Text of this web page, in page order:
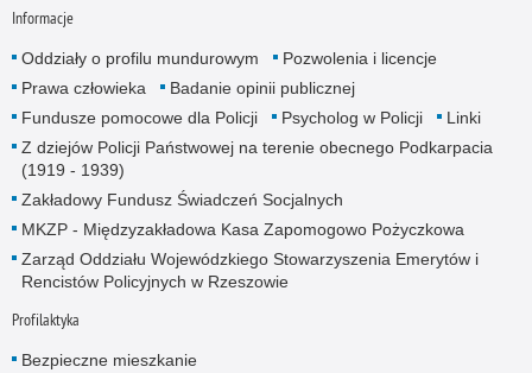
Informacje
Oddziały o profilu mundurowym
Pozwolenia i licencje
Prawa człowieka
Badanie opinii publicznej
Fundusze pomocowe dla Policji
Psycholog w Policji
Linki
Z dziejów Policji Państwowej na terenie obecnego Podkarpacia
(1919 - 1939)
Zakładowy Fundusz Świadczeń Socjalnych
MKZP - Międzyzakładowa Kasa Zapomogowo Pożyczkowa
Zarząd Oddziału Wojewódzkiego Stowarzyszenia Emerytów i
Rencistów Policyjnych w Rzeszowie
Profilaktyka
Bezpieczne mieszkanie